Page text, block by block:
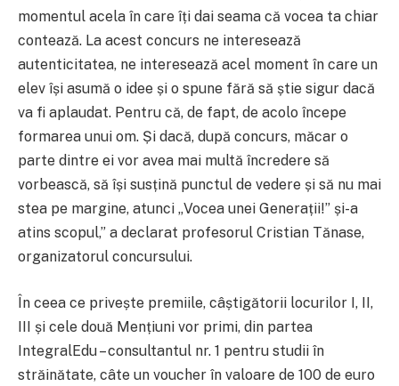
momentul acela în care îți dai seama că vocea ta chiar
contează. La acest concurs ne interesează
autenticitatea, ne interesează acel moment în care un
elev își asumă o idee și o spune fără să știe sigur dacă
va fi aplaudat. Pentru că, de fapt, de acolo începe
formarea unui om. Și dacă, după concurs, măcar o
parte dintre ei vor avea mai multă încredere să
vorbească, să își susțină punctul de vedere și să nu mai
stea pe margine, atunci „Vocea unei Generații!” și-a
atins scopul,” a declarat profesorul Cristian Tănase,
organizatorul concursului.
În ceea ce privește premiile, câștigătorii locurilor I, II,
III și cele două Mențiuni vor primi, din partea
IntegralEdu – consultantul nr. 1 pentru studii în
străinătate, câte un voucher în valoare de 100 de euro